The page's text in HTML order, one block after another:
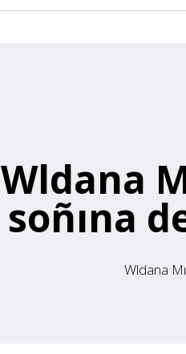
Wldana
soñına
Wldana